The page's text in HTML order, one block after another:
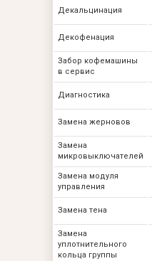
Декальцинация
Декофенация
Забор кофемашины
в сервис
Диагностика
Замена жерновов
Замена
микровыключателей
Замена модуля
управления
Замена тена
Замена
уплотнительного
кольца группы